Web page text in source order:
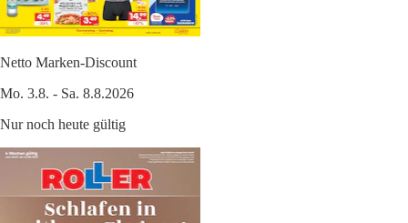
Netto Marken-Discount
Mo. 3.8. - Sa. 8.8.2026
Nur noch heute gültig